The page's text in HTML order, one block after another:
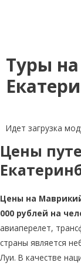
Туры
Идет загрузка
Цены
Цены на
000 рублей на
авиаперелет,
страны является
Луи. В качестве